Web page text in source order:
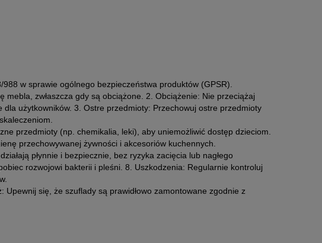
w sprawie ogólnego bezpieczeństwa produktów (GPSR).
zwłaszcza gdy są obciążone. 2. Obciążenie: Nie przeciążaj
użytkowników. 3. Ostre przedmioty: Przechowuj ostre przedmioty
przedmioty (np. chemikalia, leki), aby uniemożliwić dostęp dzieciom.
przechowywanej żywności i akcesoriów kuchennych.
płynnie i bezpiecznie, bez ryzyka zacięcia lub nagłego
rozwojowi bakterii i pleśni. 8. Uszkodzenia: Regularnie kontroluj
się, że szuflady są prawidłowo zamontowane zgodnie z